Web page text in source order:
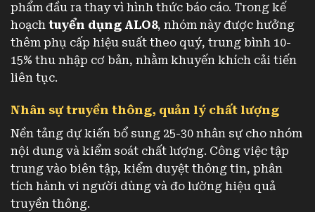
phẩm đầu ra thay vì hình thức báo cáo. Trong kế
hoạch tuyển dụng ALO8, nhóm này được hưởng
thêm phụ cấp hiệu suất theo quý, trung bình 10-
15% thu nhập cơ bản, nhằm khuyến khích cải tiến
liên tục.
Nhân sự truyền thông, quản lý chất lượng
Nền tảng dự kiến bổ sung 25-30 nhân sự cho nhóm
nội dung và kiểm soát chất lượng. Công việc tập
trung vào biên tập, kiểm duyệt thông tin, phân
tích hành vi người dùng và đo lường hiệu quả
truyền thông.